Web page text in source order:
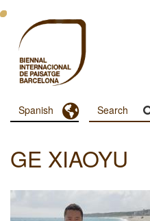
Pasar
contenido
principal
Menu
Principal
Dashboard
Spanish Toggle Dropdown
GE XIAOYU